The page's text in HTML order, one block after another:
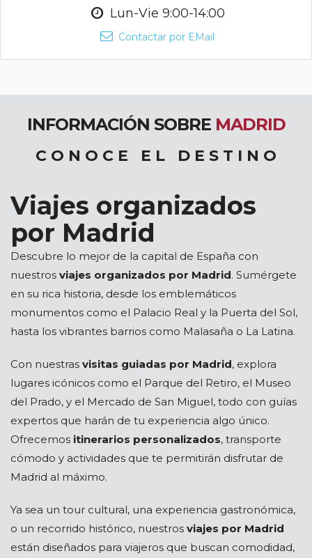
Lun-Vie 9:00-14:00
Contactar por EMail
INFORMACIÓN SOBRE MADRID
C O N O C E E L D E S T I N O
Viajes organizados
por Madrid
Descubre lo mejor de la capital de España con
nuestros viajes organizados por Madrid. Sumérgete
en su rica historia, desde los emblemáticos
monumentos como el Palacio Real y la Puerta del Sol,
hasta los vibrantes barrios como Malasaña o La Latina.
Con nuestras visitas guiadas por Madrid, explora
lugares icónicos como el Parque del Retiro, el Museo
del Prado, y el Mercado de San Miguel, todo con guías
expertos que harán de tu experiencia algo único.
Ofrecemos itinerarios personalizados, transporte
cómodo y actividades que te permitirán disfrutar de
Madrid al máximo.
Ya sea un tour cultural, una experiencia gastronómica,
o un recorrido histórico, nuestros viajes por Madrid
están diseñados para viajeros que buscan comodidad,